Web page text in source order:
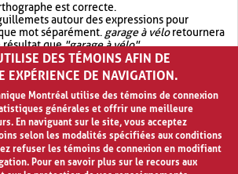
est correcte.
autour des expressions pour
mot séparément. garage à véloretournera
résultat que"garage à vélo".
votre recherche avec OR.garage OR vélo
plus de résultat quegarage à vélo
DES TÉMOINS AFIN DE
EXPÉRIENCE DE NAVIGATION.
Montréal utilise des témoins de connexion
générales et offrir une meilleure
En naviguant sur le site, vous acceptez
selon les modalités spécifiées aux conditions
refuser les témoins de connexion en modifiant
Pour en savoir plus sur le recours aux